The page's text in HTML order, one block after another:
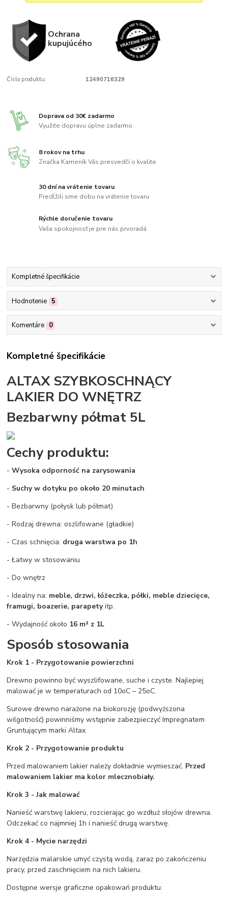
Ochrana
kupujúcého
Číslo produktu: 12490716329
Doprava od 30€ zadarmo
Využite dopravu úplne zadarmo
8 rokov na trhu
Značka Kameník Vás presvedčí o kvalite
30 dní na vrátenie tovaru
Predĺžili sme dobu na vrátenie tovaru
Rýchle doručenie tovaru
Vaša spokojnosť je pre nás prvoradá
Kompletné špecifikácie
Hodnotenie 5
Komentáre 0
Kompletné špecifikácie
ALTAX SZYBKOSCHNĄCY
LAKIER DO WNĘTRZ
Bezbarwny półmat 5L
Cechy produktu:
-Wysoka odporność na zarysowania
- Suchy w dotyku po około 20 minutach
- Bezbarwny (połysk lub półmat)
- Rodzaj drewna: oszlifowane (gładkie)
- Czas schnięcia: druga warstwa po 1h
- Łatwy w stosowaniu
- Do wnętrz
- Idealny na: meble, drzwi, łóżeczka, półki, meble dziecięce,
framugi, boazerie, parapetyitp.
- Wydajność około 16 m² z 1L
Sposób stosowania
Krok 1 - Przygotowanie powierzchni
Drewno powinno być wyszlifowane, suche i czyste. Najlepiej
malować je w temperaturach od 10oC – 25oC.
Surowe drewno narażone na biokorozję (podwyższona
wilgotność) powinniśmy wstępnie zabezpieczyć Impregnatem
Gruntującym marki Altax.
Krok 2 - Przygotowanie produktu
Przed malowaniem lakier należy dokładnie wymieszać. Przed
malowaniem lakier ma kolor mlecznobiały.
Krok 3 - Jak malować
Nanieść warstwę lakieru, rozcierając go wzdłuż słojów drewna.
Odczekać co najmniej 1h i nanieść drugą warstwę.
Krok 4 - Mycie narzędzi
Narzędzia malarskie umyć czystą wodą, zaraz po zakończeniu
pracy, przed zaschnięciem na nich lakieru.
Dostępne wersje graficzne opakowań produktu: